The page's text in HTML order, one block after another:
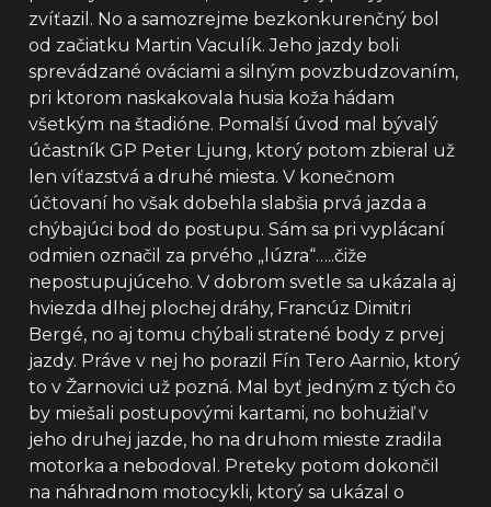
zvíťazil. No a samozrejme bezkonkurenčný bol
od začiatku Martin Vaculík. Jeho jazdy boli
sprevádzané ováciami a silným povzbudzovaním,
pri ktorom naskakovala husia koža hádam
všetkým na štadióne. Pomalší úvod mal bývalý
účastník GP Peter Ljung, ktorý potom zbieral už
len víťazstvá a druhé miesta. V konečnom
účtovaní ho však dobehla slabšia prvá jazda a
chýbajúci bod do postupu. Sám sa pri vyplácaní
odmien označil za prvého „lúzra“…..čiže
nepostupujúceho. V dobrom svetle sa ukázala aj
hviezda dlhej plochej dráhy, Francúz Dimitri
Bergé, no aj tomu chýbali stratené body z prvej
jazdy. Práve v nej ho porazil Fín Tero Aarnio, ktorý
to v Žarnovici už pozná. Mal byť jedným z tých čo
by miešali postupovými kartami, no bohužiaľ v
jeho druhej jazde, ho na druhom mieste zradila
motorka a nebodoval. Preteky potom dokončil
na náhradnom motocykli, ktorý sa ukázal o